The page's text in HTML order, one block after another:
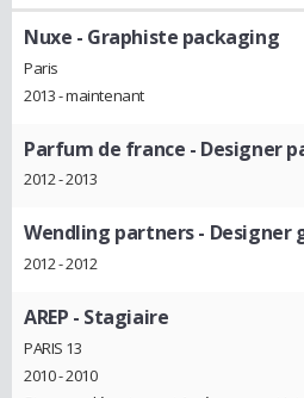
Nuxe - Graphiste packaging
Paris
2013 - maintenant
Parfum de france - Designer
2012 - 2013
Wendling partners- Designer
2012 - 2012
AREP - Stagiaire
PARIS 13
2010 - 2010